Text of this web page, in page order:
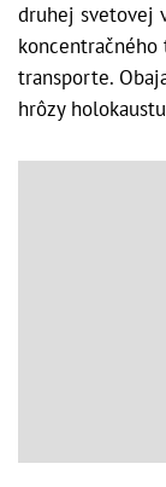
druhej svetovej
koncentračného
transporte.
hrôzy